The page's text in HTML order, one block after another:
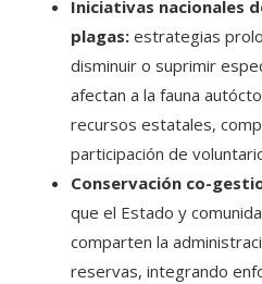
Iniciativas nacionales
plagas: estrategias
disminuir o suprimir
afectan a la fauna
recursos estatales,
participación de
Conservación co-
que el Estado y
comparten la
reservas, integrando